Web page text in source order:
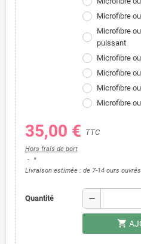
Microfibre
Microfibre
puissant
Microfibre
Microfibre
Microfibre
Microfibre
35,00 € TTC
Hors frais de port
*
Livraison estimée : de 7-14 ours ouvrés
Quantité remove
shopping_cart